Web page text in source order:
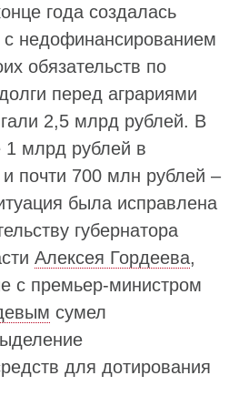
года создалась
с недофинансированием
обязательств по
перед аграриями
2,5 млрд рублей. В
млрд рублей в
почти 700 млн рублей –
была исправлена
губернатора
Алексея Гордеева,
с премьер-министром
сумел
для дотирования